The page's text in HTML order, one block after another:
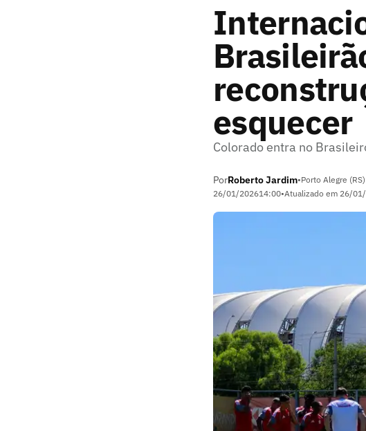
esquecer
Colorado entra no
PorRoberto Jardim•Porto Alegre (RS)
26/01/202614:00•Atualizado em 26/